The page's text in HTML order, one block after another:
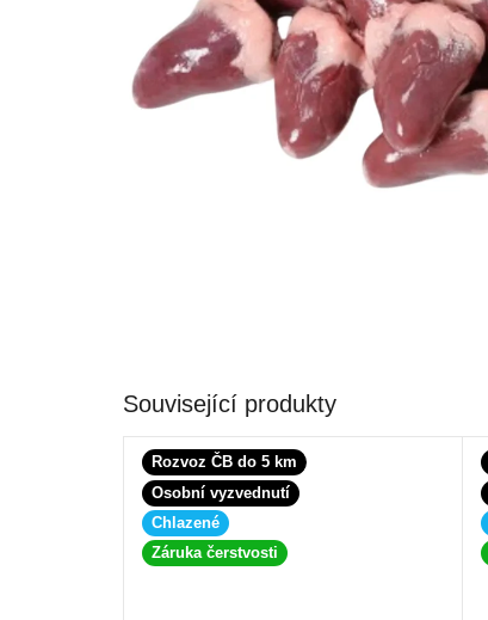
Související produkty
Rozvoz ČB do 5 km
Osobní vyzvednutí
Chlazené
Záruka čerstvosti